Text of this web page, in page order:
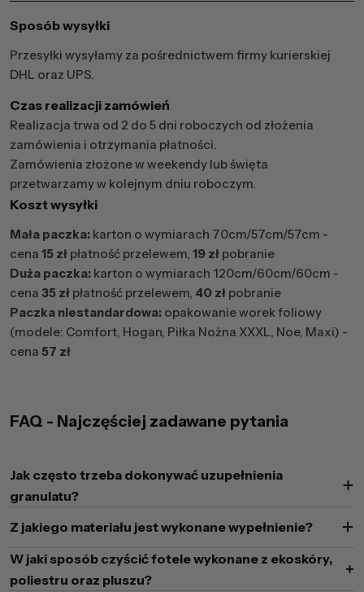
Sposób wysyłki
Przesyłki wysyłamy za pośrednictwem firmy kurierskiej
DHL oraz UPS.
Czas realizacji zamówień
Realizacja trwa od 2 do 5 dni roboczych od złożenia
zamówienia i otrzymania płatności.
Zamówienia złożone w weekendy lub święta
przetwarzamy w kolejnym dniu roboczym.
Koszt wysyłki
Mała paczka: karton o wymiarach 70cm/57cm/57cm -
cena 15 zł płatność przelewem, 19 zł pobranie
Duża paczka: karton o wymiarach 120cm/60cm/60cm -
cena 35 zł płatność przelewem, 40 zł pobranie
Paczka niestandardowa: opakowanie worek foliowy
(modele: Comfort, Hogan, Piłka Nożna XXXL, Noe, Maxi) -
cena 57 zł
FAQ - Najczęściej zadawane pytania
Jak często trzeba dokonywać uzupełnienia
granulatu?
Z jakiego materiału jest wykonane wypełnienie?
W jaki sposób czyścić fotele wykonane z ekoskóry,
poliestru oraz pluszu?